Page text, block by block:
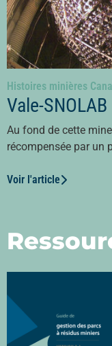
Histoires minières
Vale-SNOLAB
Au fond de cette
récompensée par un
Voir l'article